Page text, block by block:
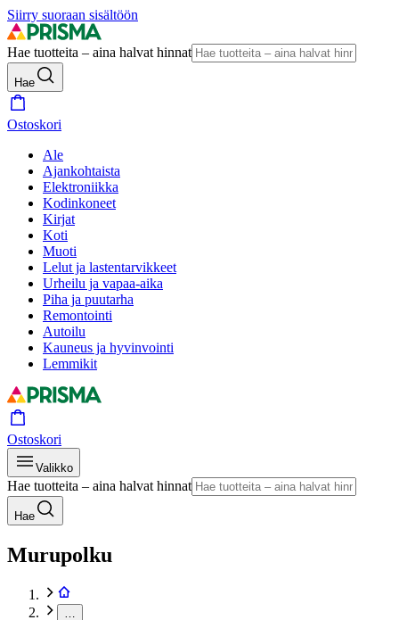
Siirry suoraan sisältöön
Hae tuotteita – aina halvat hinnat
Hae
Ostoskori
Ale
Ajankohtaista
Elektroniikka
Kodinkoneet
Kirjat
Koti
Muoti
Lelut ja lastentarvikkeet
Urheilu ja vapaa-aika
Piha ja puutarha
Remontointi
Autoilu
Kauneus ja hyvinvointi
Lemmikit
Ostoskori
Valikko
Hae tuotteita – aina halvat hinnat
Hae
Murupolku